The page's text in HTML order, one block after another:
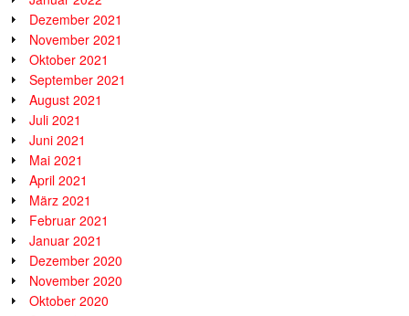
Dezember 2021
November 2021
Oktober 2021
September 2021
August 2021
Juli 2021
Juni 2021
Mai 2021
April 2021
März 2021
Februar 2021
Januar 2021
Dezember 2020
November 2020
Oktober 2020